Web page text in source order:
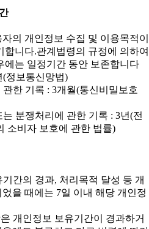
의 개인정보 수집 및 이용목적이
합니다.관계법령의 규정에 의하여
에는 일정기간 동안 보존합니다
(정보통신망법)
한 기록 : 3개월(통신비밀보호
분쟁처리에 관한 기록 : 3년(전
소비자 보호에 관한 법률)
간의 경과, 처리목적 달성 등 개
을 때에는 7일 이내 해당 개인정
개인정보 보유기간이 경과하거